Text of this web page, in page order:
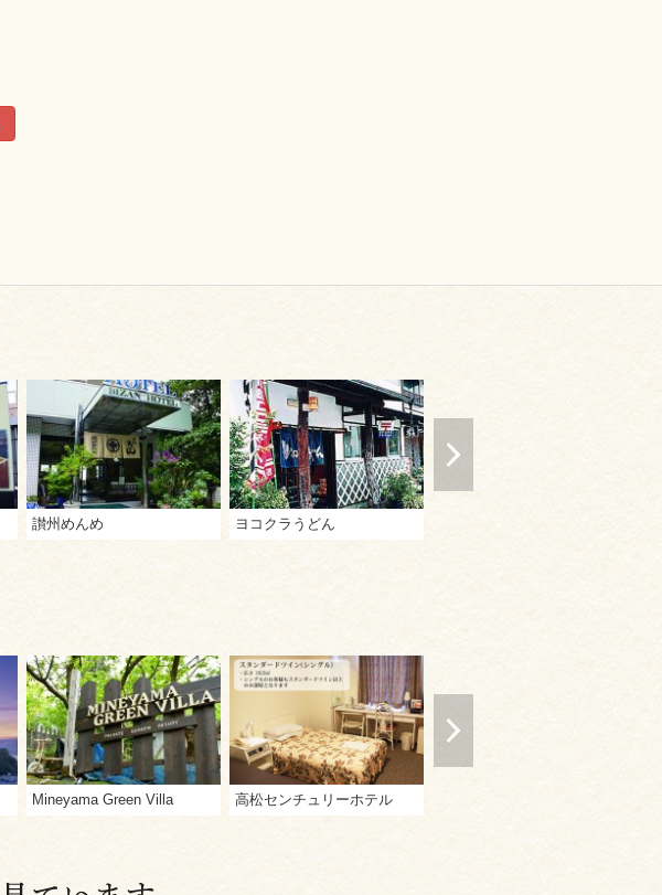
讃州めんめ ヨコクラうどん
Mineyama Green Villa 高松センチュリーホテル